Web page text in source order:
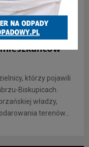
w
którzy pojawili
Biskupicach.
władzy,
terenów...